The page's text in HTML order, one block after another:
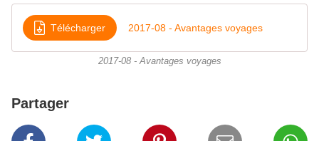
Télécharger 2017-08 - Avantages voyages
2017-08 - Avantages voyages
Partager